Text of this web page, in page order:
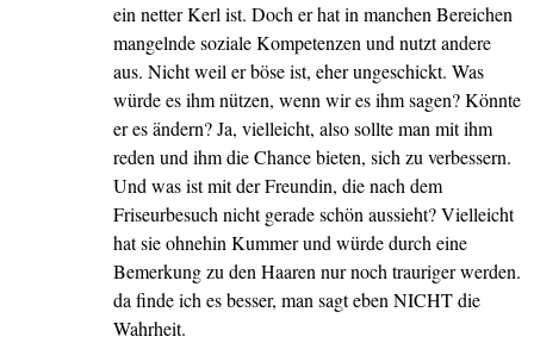
ein netter Kerl ist. Doch er hat in manchen Bereichen
mangelnde soziale Kompetenzen und nutzt andere
aus. Nicht weil er böse ist, eher ungeschickt. Was
würde es ihm nützen, wenn wir es ihm sagen? Könnte
er es ändern? Ja, vielleicht, also sollte man mit ihm
reden und ihm die Chance bieten, sich zu verbessern.
Und was ist mit der Freundin, die nach dem
Friseurbesuch nicht gerade schön aussieht? Vielleicht
hat sie ohnehin Kummer und würde durch eine
Bemerkung zu den Haaren nur noch trauriger werden.
da finde ich es besser, man sagt eben NICHT die
Wahrheit.